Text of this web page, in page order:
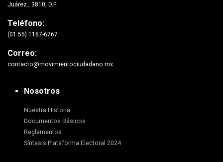
Juárez., 3810, D.F.
Teléfono:
(01 55) 1167-6767
Correo:
contacto@movimientociudadano.mx
Nosotros
Nuestra Historia
Documentos Básicos
Reglamentos
Síntesis Plataforma Electoral 2024